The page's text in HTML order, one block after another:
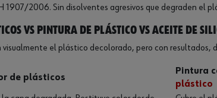
1907/2006. Sin disolventes agresivos que degraden el
vs pintura de plástico vs aceite de
visualmente el plástico decolorado, pero con resultados,
de plásticos
Pintura
plástico